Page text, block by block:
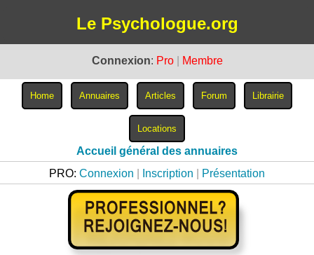
Le Psychologue.org
Connexion: Pro Membre
Accueil général des annuaires
PRO: Connexion Inscription Présentation